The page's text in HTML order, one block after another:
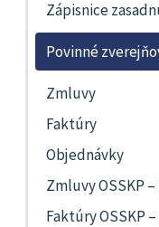
Zápisnice
Povinné
Zmluvy
Faktúry
Objednávky
Zmluvy OSSKP
Faktúry OSSKP